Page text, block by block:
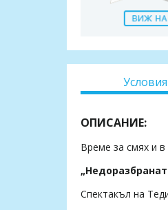
ОПИСАНИЕ:
Време за смях и в
Спектакъл на